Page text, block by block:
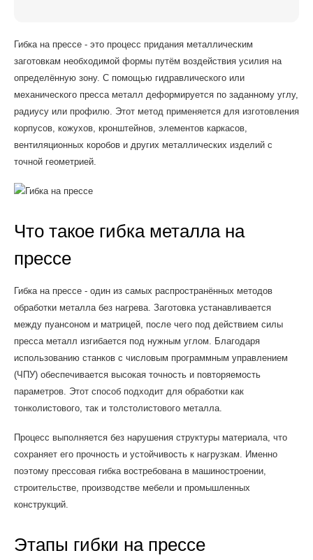
Гибка на прессе - это процесс придания металлическим
заготовкам необходимой формы путём воздействия усилия на
определённую зону. С помощью гидравлического или
механического пресса металл деформируется по заданному углу,
радиусу или профилю. Этот метод применяется для изготовления
корпусов, кожухов, кронштейнов, элементов каркасов,
вентиляционных коробов и других металлических изделий с
точной геометрией.
Что такое гибка металла на
прессе
Гибка на прессе - один из самых распространённых методов
обработки металла без нагрева. Заготовка устанавливается
между пуансоном и матрицей, после чего под действием силы
пресса металл изгибается под нужным углом. Благодаря
использованию станков с числовым программным управлением
(ЧПУ) обеспечивается высокая точность и повторяемость
параметров. Этот способ подходит для обработки как
тонколистового, так и толстолистового металла.
Процесс выполняется без нарушения структуры материала, что
сохраняет его прочность и устойчивость к нагрузкам. Именно
поэтому прессовая гибка востребована в машиностроении,
строительстве, производстве мебели и промышленных
конструкций.
Этапы гибки на прессе